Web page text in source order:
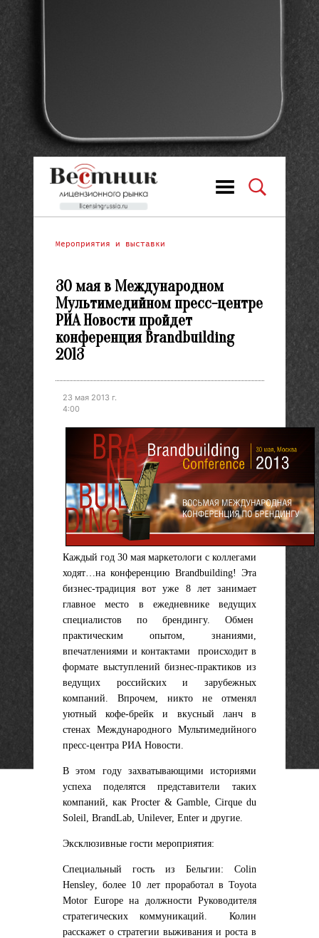
Мероприятия и выставки
30 мая в Международном
Мультимедийном пресс-центре
РИА Новости пройдет
конференция Brandbuilding
2013
23 мая 2013 г.
4:00
Каждый год 30 мая маркетологи с коллегами
ходят…на конференцию Brandbuilding! Эта
бизнес-традиция вот уже 8 лет занимает
главное место в ежедневнике ведущих
специалистов по брендингу. Обмен
практическим опытом, знаниями,
впечатлениями и контактами происходит в
формате выступлений бизнес-практиков из
ведущих российских и зарубежных
компаний. Впрочем, никто не отменял
уютный кофе-брейк и вкусный ланч в
стенах Международного Мультимедийного
пресс-центра РИА Новости.
В этом году захватывающими историями
успеха поделятся представители таких
компаний, как Procter & Gamble, Cirque du
Soleil, BrandLab, Unilever, Enter и другие.
Эксклюзивные гости мероприятия:
Специальный гость из Бельгии: Colin
Hensley , более 10 лет проработал в Toyota
Motor Europe на должности Руководителя
стратегических коммуникаций. Колин
расскажет о стратегии выживания и роста в